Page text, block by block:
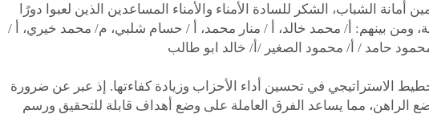
أمانة الشباب، الشكر للسادة الأمناء والأمناء المساعدين الذين لعبوا دورًا
ومن بينهم: أ/ محمد خالد، أ / منار محمد، أ / حسام شلبي، م/ محمد خيري، أ /
الاستراتيجي في تحسين أداء الأحزاب وزيادة كفاءتها. إذ عبر عن ضرورة
الراهن، مما يساعد الفرق العاملة على وضع أهداف قابلة للتحقيق ورسم